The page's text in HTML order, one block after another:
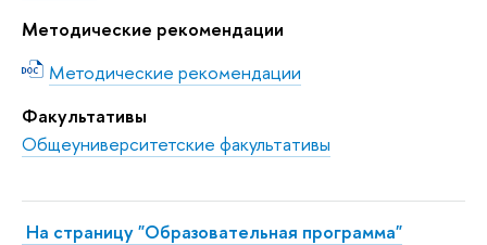
Методические рекомендации
Методические рекомендации
Факультативы
Общеуниверситетские факультативы
На страницу "Образовательная программа"